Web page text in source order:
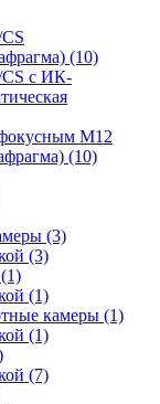
(10)
CS с ИК-
М12
(10)
(3)
(3)
(1)
(1)
камеры (1)
(1)
(7)